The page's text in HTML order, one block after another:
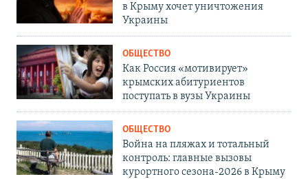
в Крыму хочет уничтожения
Украины
ОБЩЕСТВО
Как Россия «мотивирует»
крымских абитуриентов
поступать в вузы Украины
ОБЩЕСТВО
Война на пляжах и тотальный
контроль: главные вызовы
курортного сезона-2026 в Крыму